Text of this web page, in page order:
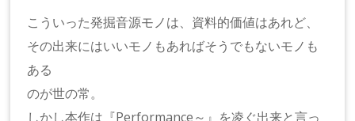
こういった発掘音源モノは、資料的価値はあれど、
その出来にはいいモノもあればそうでもないモノも
ある
のが世の常。
しかし本作は『Performance～』を凌ぐ出来と言っ